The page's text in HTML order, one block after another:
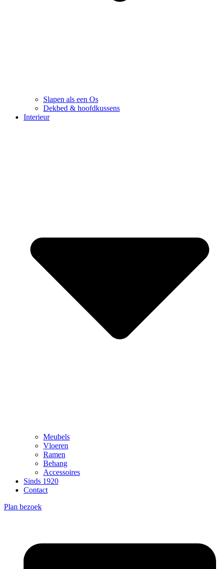
Slapen als een Os
Dekbed & hoofdkussens
Interieur
Meubels
Vloeren
Ramen
Behang
Accessoires
Sinds 1920
Contact
Plan bezoek